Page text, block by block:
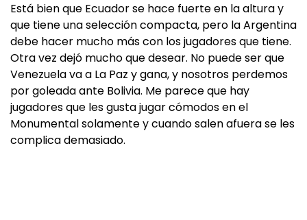
Está bien que Ecuador se hace fuerte en la altura y
que tiene una selección compacta, pero la Argentina
debe hacer mucho más con los jugadores que tiene.
Otra vez dejó mucho que desear. No puede ser que
Venezuela va a La Paz y gana, y nosotros perdemos
por goleada ante Bolivia. Me parece que hay
jugadores que les gusta jugar cómodos en el
Monumental solamente y cuando salen afuera se les
complica demasiado.